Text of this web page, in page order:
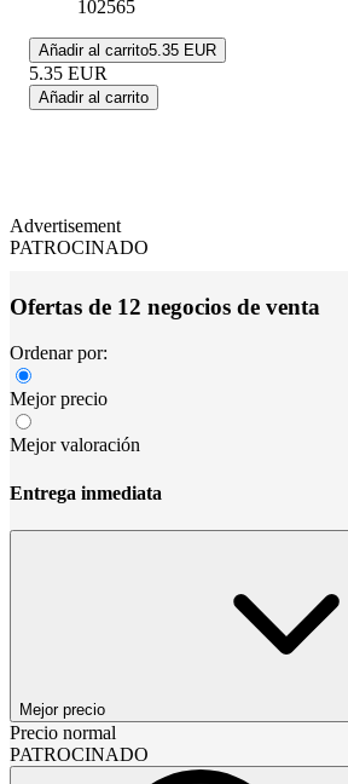
102565
Añadir al carrito5.35 EUR
5.35 EUR
Añadir al carrito
Advertisement
PATROCINADO
Ofertas de 12 negocios de venta
Ordenar por:
Mejor precio
Mejor valoración
Entrega inmediata
Mejor precio
Precio normal
PATROCINADO